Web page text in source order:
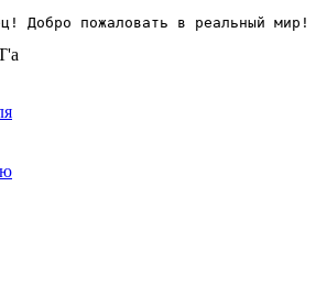
Добро пожаловать в реальный мир!